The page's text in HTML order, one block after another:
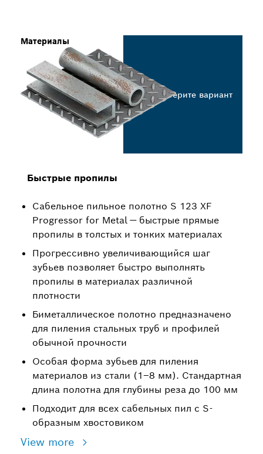
Быстрые пропилы
Cабельное пильное полотно S 123 XF
Progressor for Metal — быстрые прямые
пропилы в толстых и тонких материалах
Прогрессивно увеличивающийся шаг
зубьев позволяет быстро выполнять
пропилы в материалах различной
плотности
Биметаллическое полотно предназначено
для пиления стальных труб и профилей
обычной прочности
Особая форма зубьев для пиления
материалов из стали (1–8 мм). Стандартная
длина полотна для глубины реза до 100 мм
Подходит для всех сабельных пил с S-
образным хвостовиком
View more
Материалы
Выберите вариант